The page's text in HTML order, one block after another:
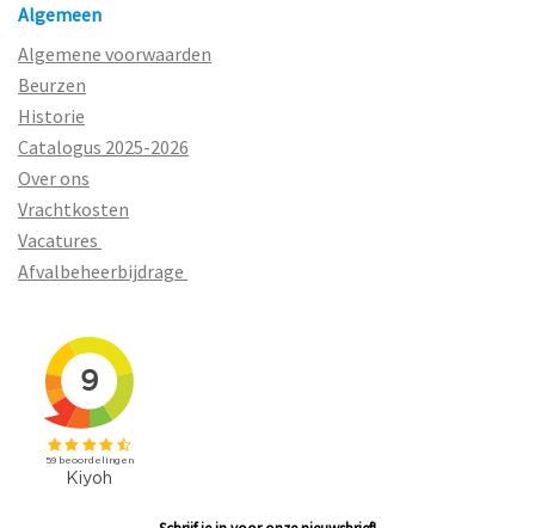
Algemeen
Algemene voorwaarden
Beurzen
Historie
Catalogus 2025-2026
Over ons
Vrachtkosten
Vacatures
Afvalbeheerbijdrage